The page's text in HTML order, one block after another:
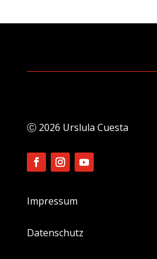
Ⓒ 2026 Urslula Cuesta
Impressum
Datenschutz